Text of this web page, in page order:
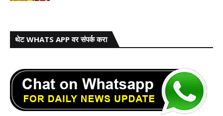
थेट WHATS APP वर संपर्क करा